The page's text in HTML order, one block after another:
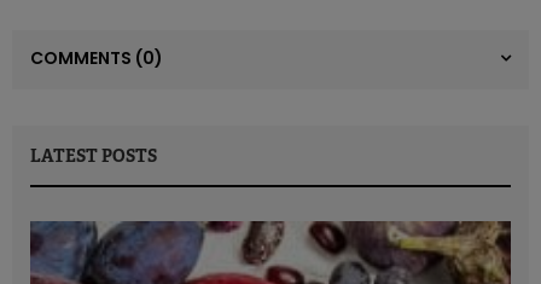
COMMENTS (0)
LATEST POSTS